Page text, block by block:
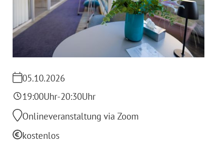
05.10.2026
19:00Uhr-20:30Uhr
Onlineveranstaltung via Zoom
kostenlos